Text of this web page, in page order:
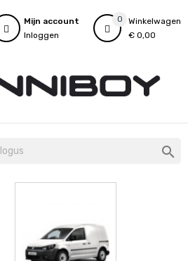
0
Winkelwagen
€ 0,00
Mijn account
Inloggen
